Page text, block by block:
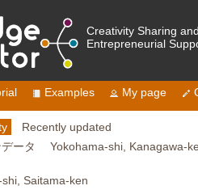
Creativity Sharing
Entrepreneurial
Examples My page
Recently updated
ータ Yokohama-shi, Kanagawa-
Saitama-ken